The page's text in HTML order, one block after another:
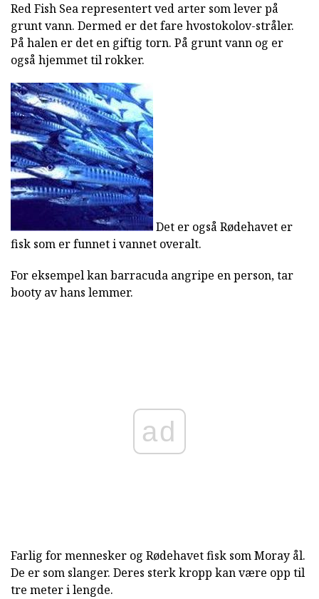
Red Fish Sea representert ved arter som lever på
grunt vann. Dermed er det fare hvostokolov-stråler.
På halen er det en giftig torn. På grunt vann og er
også hjemmet til rokker.
Det er også Rødehavet er
fisk som er funnet i vannet overalt.
For eksempel kan barracuda angripe en person, tar
booty av hans lemmer.
ad
Farlig for mennesker og Rødehavet fisk som Moray ål.
De er som slanger. Deres sterk kropp kan være opp til
tre meter i lengde.